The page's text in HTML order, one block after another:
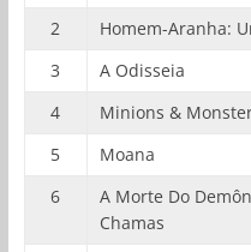
2
Homem-Aranha:
3
A Odisseia
4
Minions &
5
Moana
6
A Morte Do
Chamas